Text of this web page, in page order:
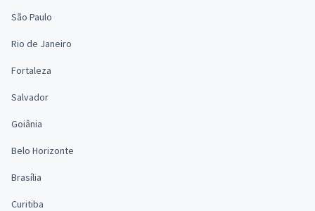
São Paulo
Rio de Janeiro
Fortaleza
Salvador
Goiânia
Belo Horizonte
Brasília
Curitiba